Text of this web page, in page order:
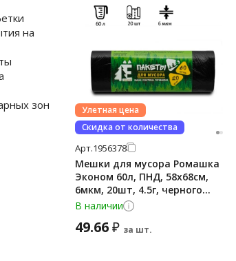
на
зон
Улетная цена
Скидка от количества
Арт.1956378
Мешки для мусора Ромашка
Эконом 60л, ПНД, 58х68см,
6мкм, 20шт, 4.5г, черного
цвета, в рулоне
В наличии
49.66₽ за шт.